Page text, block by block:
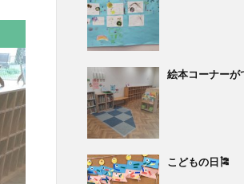
絵本コーナーが
こどもの日🎏